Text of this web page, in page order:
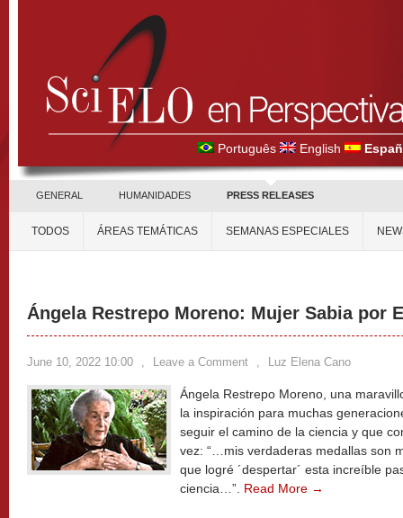
Português English
GENERAL HUMANIDADES PRESS RELEASES
TODOS ÁREAS TEMÁTICAS SEMANAS ESPECIALES
Ángela Restrepo Moreno: Mujer Sabia por
June 10, 2022 10:00 , Leave a Comment , Luz Elena Cano
Ángela Restrepo Moreno, una
la inspiración para muchas
seguir el camino de la ciencia y que
vez: “…mis verdaderas medallas son
que logré ´despertar´ esta increíble
ciencia…”. Read More →